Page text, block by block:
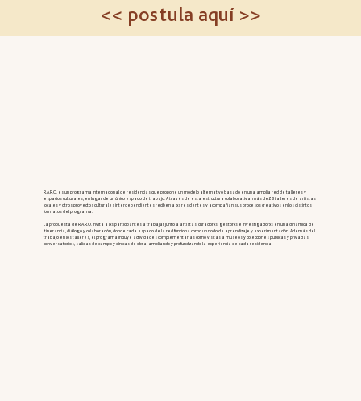
<< postula aquí >>
R.A.R.O. es un programa internacional de residencias que propone un modelo alternativo basado en una amplia red de talleres y
espacios culturales, en lugar de un único espacio de trabajo. A través de esta estructura colaborativa, más de 28 talleres de artistas
locales y otros proyectos culturales interdependientes reciben a lxs residentes y acompañan sus procesos creativos en los distintos
formatos del programa.
La propuesta de R.A.R.O. invita a lxs participantes a trabajar junto a artistas, curadorxs, gestorxs e investigadorxs en una dinámica de
itinerancia, diálogo y colaboración, donde cada espacio de la red funciona como un nodo de aprendizaje y experimentación. Además del
trabajo en los talleres, el programa incluye actividades complementarias como visitas a museos y colecciones públicas y privadas,
conversatorios, salidas de campo y clínicas de obra, ampliando y profundizando la experiencia de cada residencia.​